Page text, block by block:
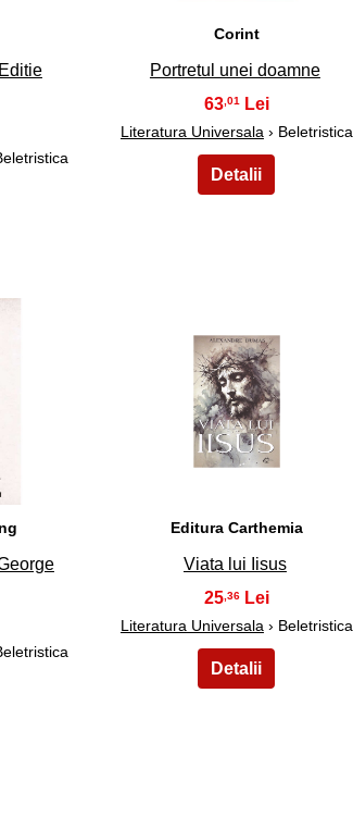
Corint
Portretul unei doamne
63,01
Literatura Universala › Beletristica
34
Editura Carthemia
Viata lui Iisus
25,36
Literatura Universala › Beletristica